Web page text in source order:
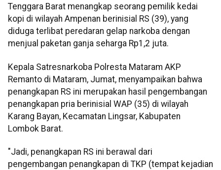
Tenggara Barat menangkap seorang pemilik kedai
kopi di wilayah Ampenan berinisial RS (39), yang
diduga terlibat peredaran gelap narkoba dengan
menjual paketan ganja seharga Rp1,2 juta.
Kepala Satresnarkoba Polresta Mataram AKP
Remanto di Mataram, Jumat, menyampaikan bahwa
penangkapan RS ini merupakan hasil pengembangan
penangkapan pria berinisial WAP (35) di wilayah
Karang Bayan, Kecamatan Lingsar, Kabupaten
Lombok Barat.
"Jadi, penangkapan RS ini berawal dari
pengembangan penangkapan di TKP (tempat kejadian